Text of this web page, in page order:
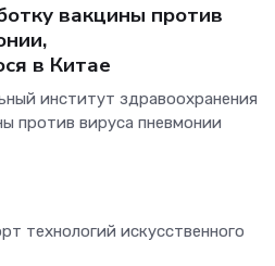
вакцины против
в Китае
институт здравоохранения
против вируса пневмонии